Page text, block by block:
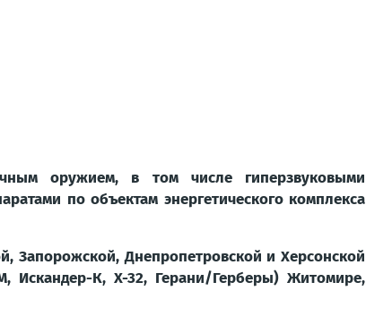
оружием, в том числе гиперзвуковыми
по объектам энергетического комплекса
Запорожской, Днепропетровской и Херсонской
Искандер-К, Х-32, Герани/Герберы) Житомире,